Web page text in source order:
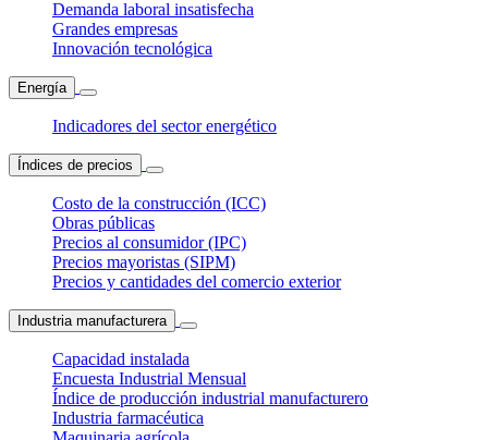
Demanda laboral insatisfecha
Grandes empresas
Innovación tecnológica
Energía
Indicadores del sector energético
Índices de precios
Costo de la construcción (ICC)
Obras públicas
Precios al consumidor (IPC)
Precios mayoristas (SIPM)
Precios y cantidades del comercio exterior
Industria manufacturera
Capacidad instalada
Encuesta Industrial Mensual
Índice de producción industrial manufacturero
Industria farmacéutica